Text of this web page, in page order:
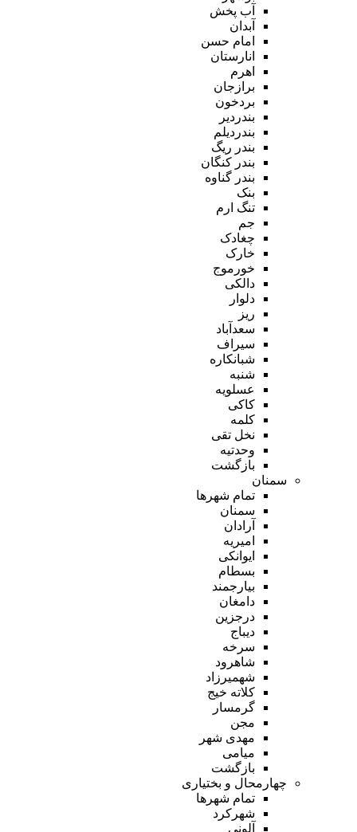
آب پخش
آبدان
امام حسن
انارستان
اهرم
برازجان
بردخون
بندردیر
بندردیلم
بندر ریگ
بندر کنگان
بندر گناوه
بنک
تنگ ارم
جم
چغادک
خارک
خورموج
دالکی
دلوار
ریز
سعدآباد
سیراف
شبانکاره
شنبه
عسلویه
کاکی
کلمه
نخل تقی
وحدتیه
بازگشت
سمنان
تمام شهر‌ها
سمنان
آرادان
امیریه
ایوانکی
بسطام
بیارجمند
دامغان
درجزین
دیباج
سرخه
شاهرود
شهمیرزاد
کلاته خیج
گرمسار
مجن
مهدی شهر
میامی
بازگشت
چهارمحال و بختیاری
تمام شهر‌ها
شهرکرد
آلونی